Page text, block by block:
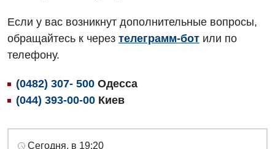
Аллергология, иммунология
Андрология
Бесплатные услуги
Терапевтическое отделение
Травматологическое отделение
Хирургическое отделение
Если у вас возникнут дополнительные вопросы,
обращайтесь к через телеграмм-бот или по
телефону.
(0482) 307- 500 Одесса
(044) 393-00-00 Киев
Сегодня, в 19:20